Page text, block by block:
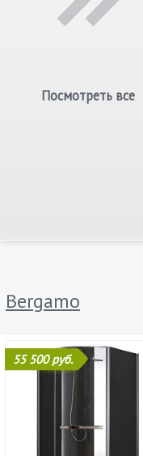
Посмотреть все
Bergamo
55 500 руб.